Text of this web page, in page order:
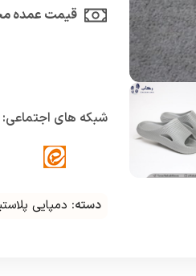
قیمت عمده
شبکه های اجتماعی:
دسته: دمپایی